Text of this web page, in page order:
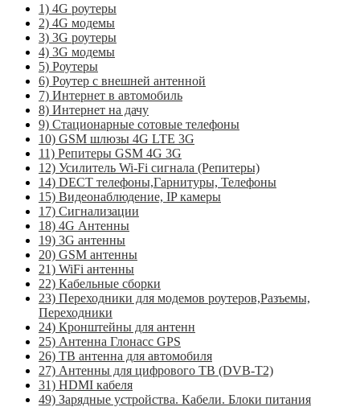
1) 4G роутеры
2) 4G модемы
3) 3G роутеры
4) 3G модемы
5) Роутеры
6) Роутер с внешней антенной
7) Интернет в автомобиль
8) Интернет на дачу
9) Стационарные сотовые телефоны
10) GSM шлюзы 4G LTE 3G
11) Репитеры GSM 4G 3G
12) Усилитель Wi-Fi сигнала (Репитеры)
14) DECT телефоны,Гарнитуры, Телефоны
15) Видеонаблюдение, IP камеры
17) Сигнализации
18) 4G Антенны
19) 3G антенны
20) GSM антенны
21) WiFi антенны
22) Кабельные сборки
23) Переходники для модемов роутеров,Разъемы,
Переходники
24) Кронштейны для антенн
25) Антенна Глонасс GPS
26) ТВ антенна для автомобиля
27) Антенны для цифрового ТВ (DVB-T2)
31) HDMI кабеля
49) Зарядные устройства. Кабели. Блоки питания